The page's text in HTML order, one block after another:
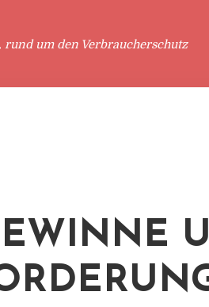
um den Verbraucherschutz